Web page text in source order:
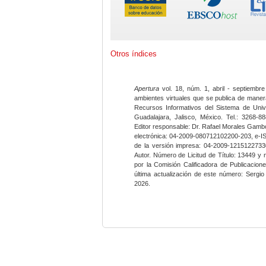
Otros índices
Apertura vol. 18, núm. 1, abril -
ambientes virtuales que se publica de
Recursos Informativos del Sistema de
Guadalajara, Jalisco, México. Tel.: 3268-
Editor responsable: Dr. Rafael Morales
electrónica: 04-2009-080712102200-203, e-
de la versión impresa: 04-2009-
Autor. Número de Licitud de Título: 13449 y
por la Comisión Calificadora de
última actualización de este número:
2026.